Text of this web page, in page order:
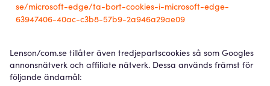
se/microsoft-edge/ta-bort-cookies-i-microsoft-edge-
63947406-40ac-c3b8-57b9-2a946a29ae09
Lenson/com.se tillåter även tredjepartscookies så som Googles
annonsnätverk och affiliate nätverk. Dessa används främst för
följande ändamål: